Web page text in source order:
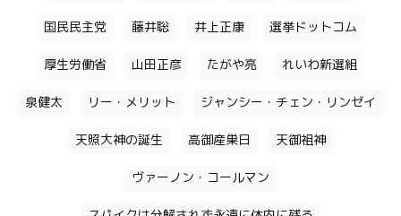
国民民主党 藤井聡 井上正康 選挙ドットコム
厚生労働省 山田正彦 たがや亮 れいわ新選組
泉健太 リー・メリット ジャンシー・チェン・リンゼイ
天照大神の誕生 高御産巣日 天御祖神
ヴァーノン・コールマン